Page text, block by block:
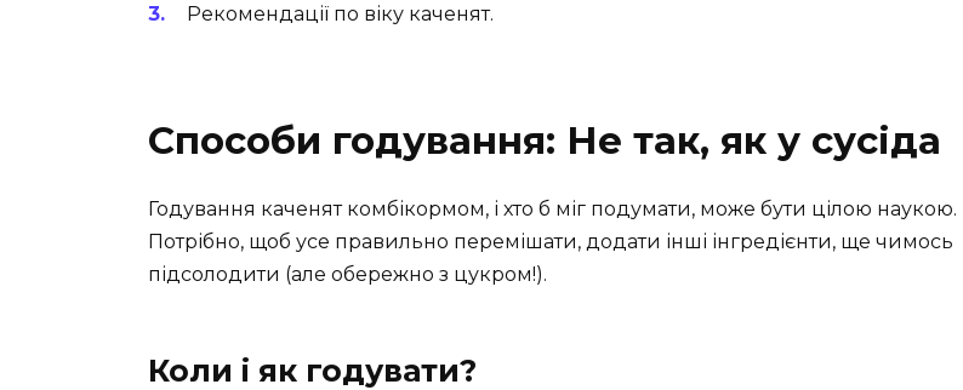
Рекомендації по віку каченят.
Способи годування: Не так, як у сусіда
Годування каченят комбікормом, і хто б міг подумати, може бути цілою наукою.
Потрібно, щоб усе правильно перемішати, додати інші інгредієнти, ще чимось
підсолодити (але обережно з цукром!).
Коли і як годувати?